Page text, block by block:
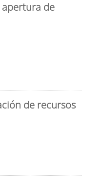
de
de recursos